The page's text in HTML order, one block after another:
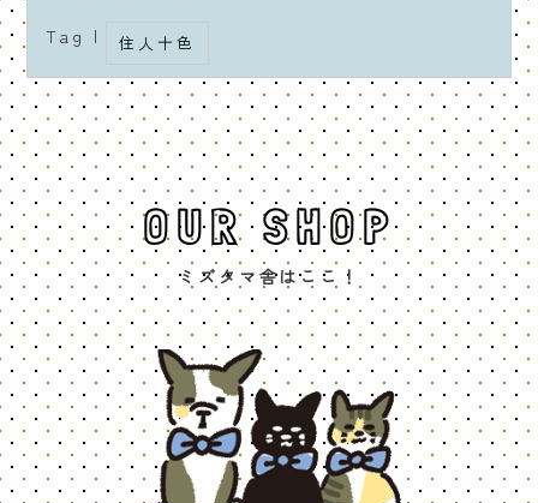
Tag | 住人十色
OUR SHOP
ミズタマ舎はここ！